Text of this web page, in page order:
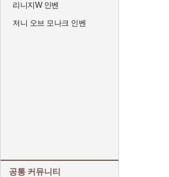
리니지W 인벤
저니 오브 모나크 인벤
공통 커뮤니티